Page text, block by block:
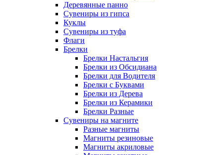
Деревянные панно
Сувениры из гипса
Куклы
Сувениры из туфа
Флаги
Брелки
Брелки Настальгия
Брелки из Обсидиана
Брелки для Водителя
Брелки с Буквами
Брелки из Дерева
Брелки из Керамики
Брелки Разные
Сувениры на магните
Разные магниты
Магниты резиновые
Магниты акриловые